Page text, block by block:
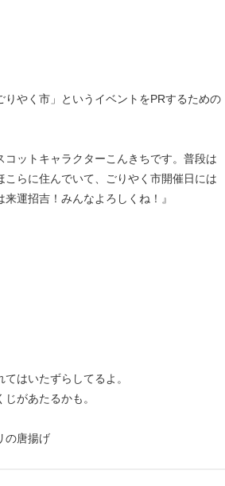
やく市」というイベントをPRするための
コットキャラクターこんきちです。普段は
らに住んでいて、ごりやく市開催日には
運招吉！みんなよろしくね！』
はいたずらしてるよ。
があたるかも。
の唐揚げ